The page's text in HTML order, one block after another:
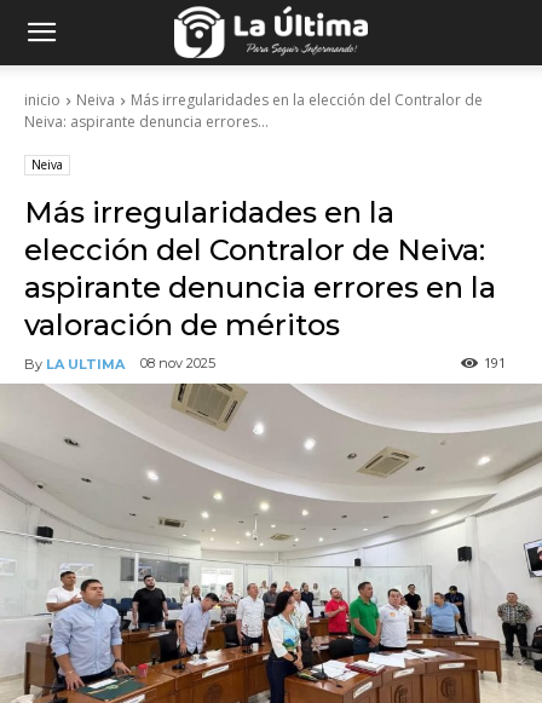
inicio Neiva
Más irregularidades en la elección del Contralor de
Neiva: aspirante denuncia errores...
Neiva
Más irregularidades en la
elección del Contralor de Neiva:
aspirante denuncia errores en la
valoración de méritos
By LA ULTIMA 08 nov 2025 191